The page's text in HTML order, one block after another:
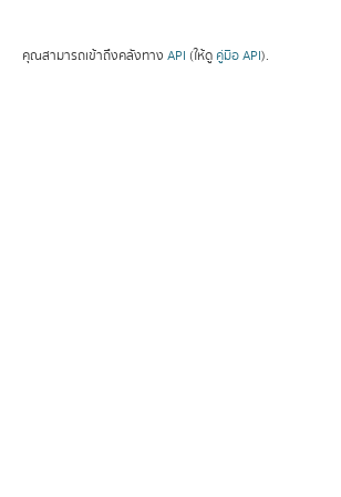
คุณสามารถเข้าถึงคลังทาง API (ให้ดู คู่มือ API).